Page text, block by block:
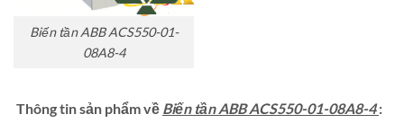
Biến tần ABB ACS550-01-
08A8-4
Thông tin sản phẩm về Biến tần ABB ACS550-01-08A8-4: